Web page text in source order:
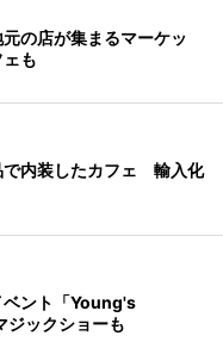
の店が集まるマーケッ
も
で内装したカフェ 輸入化
ベント「Young's
ックショーも